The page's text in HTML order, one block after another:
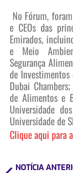
No Fórum,
e CEOs das
Emirados,
e Meio
Segurança
de
Dubai
de Alimentos e
Universidade
Universidade de
Clique aqui para
NOTÍCIA